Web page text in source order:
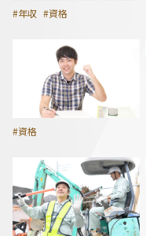
#年収 #資格
#資格